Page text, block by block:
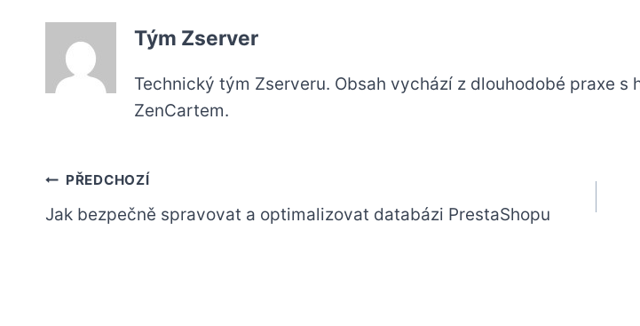
Tým Zserver
Technický tým Zserveru. Obsah vychází z dlouhodobé praxe
ZenCartem.
Navigace
pro
PŘEDCHOZÍ
Jak bezpečně spravovat a optimalizovat databázi PrestaShopu